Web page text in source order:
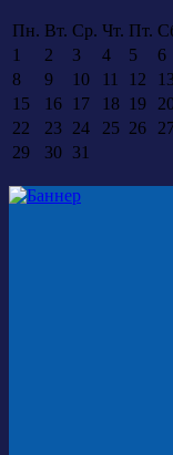
Пн. Вт. Ср. Чт. Пт.
1
2 3 4 5 6
8
9 10 11 12 13
15
16 17 18 19
22
23 24 25 26
29
30 31